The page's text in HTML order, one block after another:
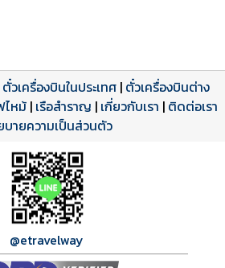
ดาวน์โหลด PDF
เปิดหน้าเต็ม
เปิดหน้าเต็ม
ตั๋วเครื่องบินในประเทศ| ตั๋วเครื่องบินต่าง
ไหม้ | เรือสำราญ | เกี่ยวกับเรา | ติดต่อเรา
บายความเป็นส่วนตัว
@etravelway